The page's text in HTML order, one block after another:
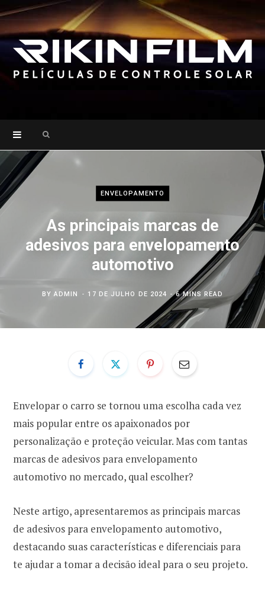
ENVELOPAMENTO
As principais marcas de
adesivos para envelopamento
automotivo
BY ADMIN 17 DE JULHO DE 2024 6 MINS READ
Envelopar o carro se tornou uma escolha cada vez
mais popular entre os apaixonados por
personalização e proteção veicular. Mas com tantas
marcas de adesivos para envelopamento
automotivo no mercado, qual escolher?
Neste artigo, apresentaremos as principais marcas
de adesivos para envelopamento automotivo,
destacando suas características e diferenciais para
te ajudar a tomar a decisão ideal para o seu projeto.